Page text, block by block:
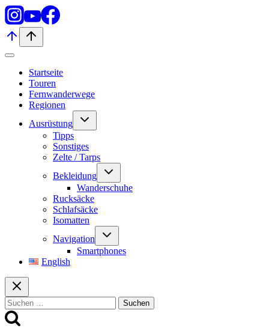
Startseite
Touren
Fernwanderwege
Regionen
Ausrüstung
Untermenü
Tipps
Sonstiges
Zelte / Tarps
Bekleidung
Untermenü
Wanderschuhe
Rucksäcke
Schlafsäcke
Isomatten
Navigation
Untermenü
Smartphones
English
Suchen
nach: